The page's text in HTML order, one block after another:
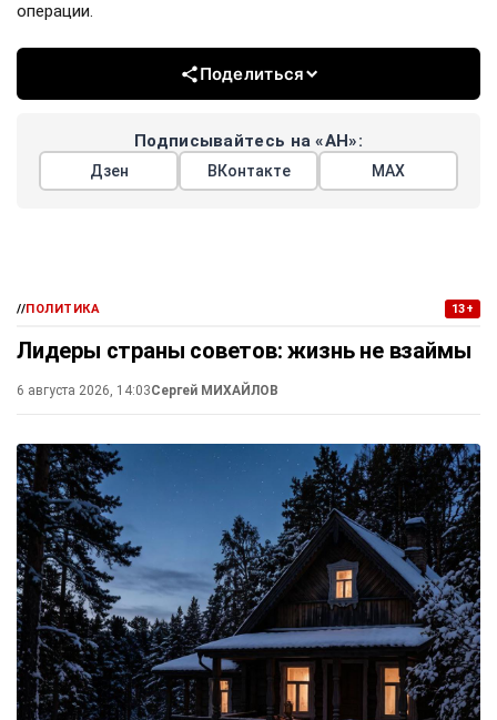
операции.
Поделиться
Подписывайтесь на «АН»:
Дзен ВКонтакте МАХ
//ПОЛИТИКА 13+
Лидеры страны советов: жизнь не взаймы
6 августа 2026, 14:03Сергей МИХАЙЛОВ